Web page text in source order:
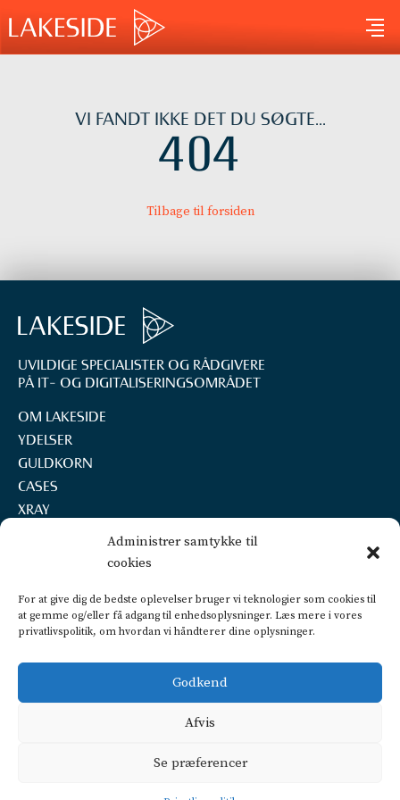
Administrer samtykke til
cookies
For at give dig de bedste oplevelser bruger vi teknologier som cookies til
at gemme og/eller få adgang til enhedsoplysninger. Læs mere i vores
privatlivspolitik, om hvordan vi håndterer dine oplysninger.
Godkend
Afvis
Se præferencer
indholdet
VI FANDT IKKE DET DU SØGTE...
404
Tilbage til forsiden
UVILDIGE SPECIALISTER OG RÅDGIVERE
PÅ IT- OG DIGITALISERINGS­OMRÅDET
OM LAKESIDE
YDELSER
GULDKORN
CASES
XRAY
REKRUTTERING
LAKESIDE A/S
Marselisborg Havnevej 22, 2.th.
8000 Aarhus C
info@lakeside.dk